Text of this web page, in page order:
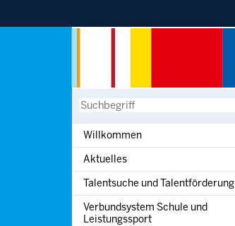
Suche
Willkommen
Aktuelles
Talentsuche und Talentförderung
Verbundsystem Schule und
Leistungssport